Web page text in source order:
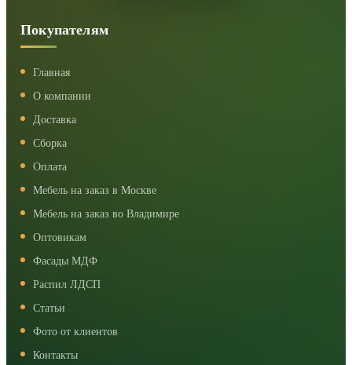
Покупателям
Главная
О компании
Доставка
Сборка
Оплата
Мебель на заказ в Москве
Мебель на заказ во Владимире
Оптовикам
Фасады МДФ
Распил ЛДСП
Статьи
Фото от клиентов
Контакты